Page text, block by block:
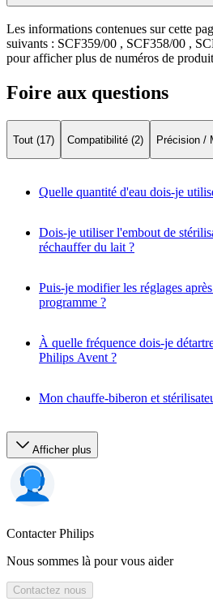
Les informations contenues sur cette
suivants : SCF359/00 , SCF358/00 ,
pour afficher plus de numéros de
Foire aux questions
Tout (17) Compatibilité (2) Précision /
Quelle quantité d'eau dois-je
Dois-je utiliser l'embout de
réchauffer du lait ?
Puis-je modifier les réglages
programme ?
À quelle fréquence dois-je
Philips Avent ?
Mon chauffe-biberon et
Afficher plus
Contacter Philips
Nous sommes là pour vous aider
Contactez nous